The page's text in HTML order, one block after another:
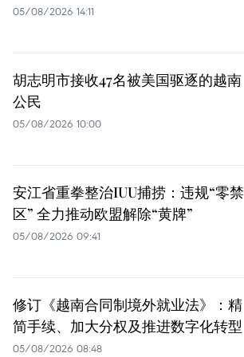
05/08/2026 14:11
胡志明市接收47名被美国驱逐的越南
公民
05/08/2026 10:00
安江省重拳整治IUU捕捞：违规“零禁
区” 全力推动欧盟解除“黄牌”
05/08/2026 09:41
修订《越南合同制境外就业法》：精
简手续、加大分权及推进数字化转型
05/08/2026 08:48